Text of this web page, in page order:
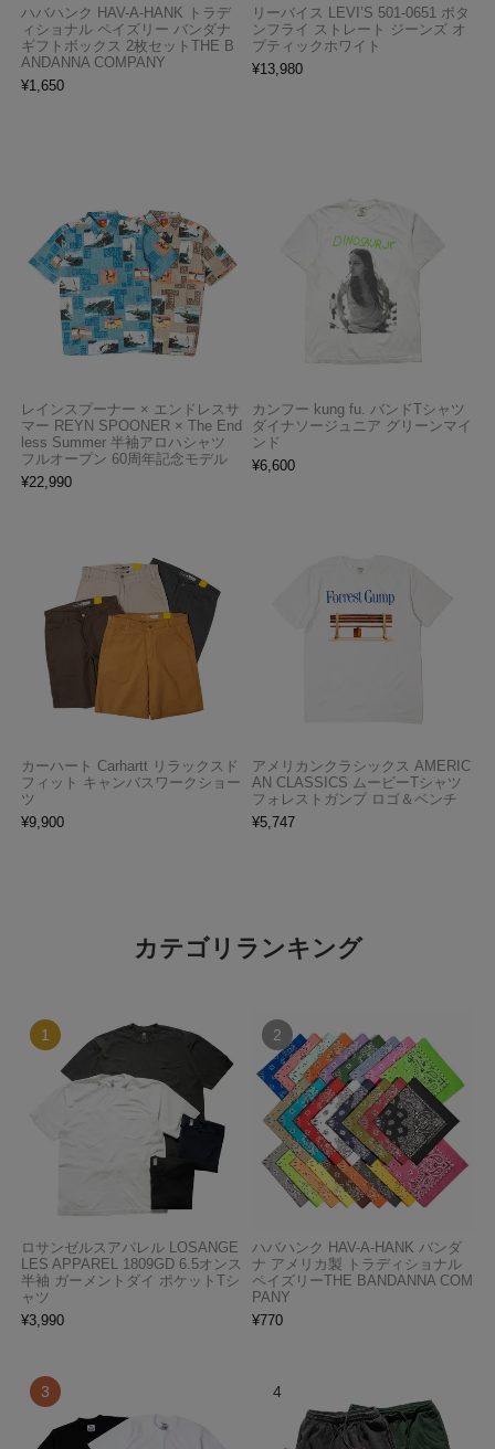
ハバハンク HAV-A-HANK トラデ
ィショナル ペイズリー バンダナ
ギフトボックス 2枚セットTHE B
ANDANNA COMPANY
¥1,650
リーバイス LEVI’S 501-0651 ボタ
ンフライ ストレート ジーンズ オ
プティックホワイト
¥13,980
レインスプーナー × エンドレスサ
マー REYN SPOONER × The End
less Summer 半袖アロハシャツ
フルオープン 60周年記念モデル
¥22,990
カンフー kung fu. バンドTシャツ
ダイナソージュニア グリーンマイ
ンド
¥6,600
カーハート Carhartt リラックスド
フィット キャンバスワークショー
ツ
¥9,900
アメリカンクラシックス AMERIC
AN CLASSICS ムービーTシャツ
フォレストガンプ ロゴ＆ベンチ
¥5,747
カテゴリランキング
ロサンゼルスアパレル LOSANGE
LES APPAREL 1809GD 6.5オンス
半袖 ガーメントダイ ポケットTシ
ャツ
¥3,990
ハバハンク HAV-A-HANK バンダ
ナ アメリカ製 トラディショナル
ペイズリーTHE BANDANNA COM
PANY
¥770